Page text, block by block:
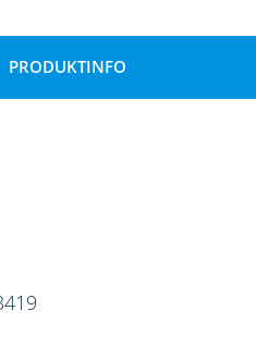
PRODUKTINFO